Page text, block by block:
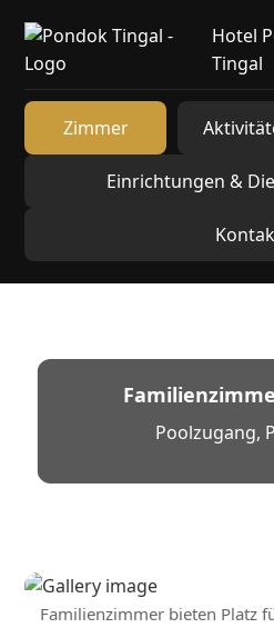
Hotel
Tingal
Zimmer
Einrichtungen &
Poolzugang,
Familienzimmer bieten Platz